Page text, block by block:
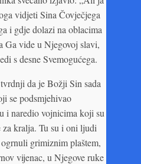
vidjeti Sina Čovječjega
i gdje dolazi na oblacima
Ga vide u Njegovoj slavi,
s desne Svemogućega.
da je Božji Sin sada
se podsmjehivao
i naredio vojnicima koji su
kralja. Tu su i oni ljudi
grimiznim plaštem,
vijenac, u Njegove ruke